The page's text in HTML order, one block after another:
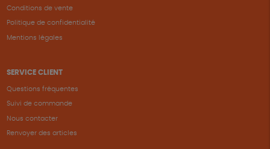
Conditions de vente
Politique de confidentialité
Mentions légales
SERVICE CLIENT
Questions fréquentes
Suivi de commande
Nous contacter
Renvoyer des articles